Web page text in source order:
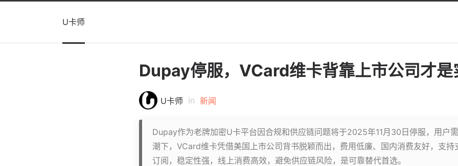
U卡师
Dupay停服，VCard维卡背靠上市公司才是
U卡师 in 新闻
Dupay作为老牌加密U卡平台因合规和供应链问题将于2025年11月30日停服，用户
潮下，VCard维卡凭借美国上市公司背书脱颖而出，费用低廉、国内消费友好，支持
订阅，稳定性强，线上消费高效，避免供应链风险，是可靠替代首选。